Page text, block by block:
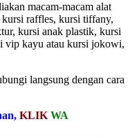
macam-macam alat
kursi raffles, kursi tiffany,
kursi anak plastik, kursi
vip kayu atau kursi jokowi,
langsung dengan cara
KLIK WA